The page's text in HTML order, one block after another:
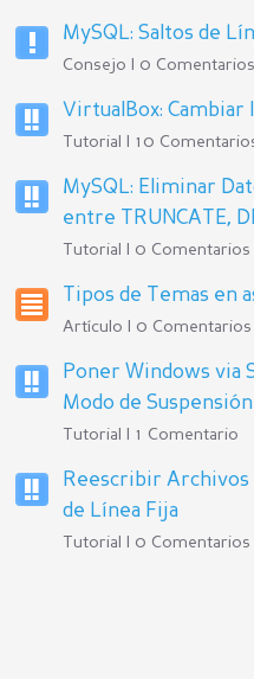
MySQL: Saltos de
Consejo | 0 Comentarios
VirtualBox: Cambiar
Tutorial | 10
MySQL: Eliminar
entre TRUNCATE,
Tutorial | 0 Comentarios
Tipos de Temas en
Artículo | 0 Comentarios
Poner Windows via
Modo de Suspensión
Tutorial | 1 Comentario
Reescribir Archivos
de Línea Fija
Tutorial | 0 Comentarios